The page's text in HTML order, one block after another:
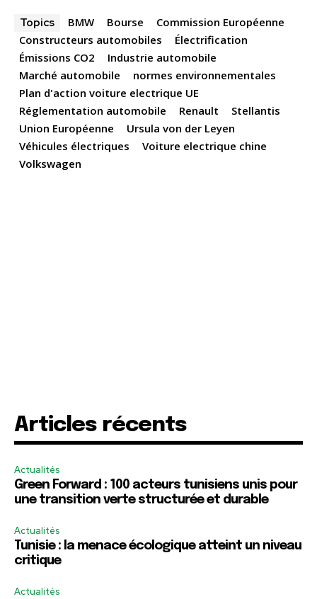
Topics BMW Bourse
Commission Européenne
Constructeurs automobiles
Électrification
Émissions CO2
Industrie automobile
Marché automobile
normes environnementales
Plan d'action voiture electrique UE
Réglementation automobile
Renault
Stellantis
Union Européenne
Ursula von der Leyen
Véhicules électriques
Voiture electrique chine
Volkswagen
Articles récents
Actualités
Green Forward : 100 acteurs tunisiens unis pour
une transition verte structurée et durable
Actualités
Tunisie : la menace écologique atteint un niveau
critique
Actualités